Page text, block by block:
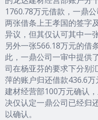
1760.78万元借款，一鼎
两张借条上王孝国的签字
异议，但其仅认可其中一
另外一张566.18万元的借
此，一鼎公司一审中提供
司在杨亚芬的要求下分别
萍的账户归还借款436.6
建材经营部100万元确认
决仅认定一鼎公司已经归
以确认。